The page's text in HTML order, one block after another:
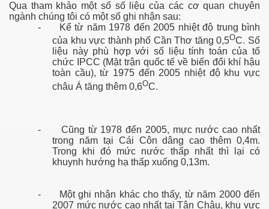
Qua tham khảo một số số liệu của các cơ quan chuyên
ngành chúng tôi có một số ghi nhận sau:
-
Kể từ năm 1978 đến 2005 nhiệt độ trung bình
của khu vực thành phố Cần Thơ tăng 0,5OC. Số
liệu này phù hợp với số liệu tính toán của tổ
chức IPCC (Mặt trận quốc tế về biến đổi khí hậu
toàn cầu), từ 1975 đến 2005 nhiệt độ khu vực
châu Á tăng thêm 0,6OC.
-
Cũng từ 1978 đến 2005, mực nước cao nhất
trong năm tại Cái Côn dâng cao thêm 0,4m.
Trong khi đó mức nước thấp nhất thì lại có
khuynh hướng hạ thấp xuống 0,13m.
-
Một ghi nhận khác cho thấy, từ năm 2000 đến
2007 mức nước cao nhất tại Tân Châu, khu vực